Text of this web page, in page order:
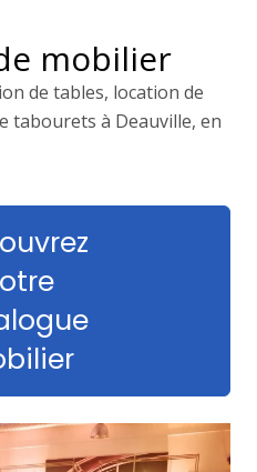
mobilier
de tables, location de
tabourets à Deauville, en